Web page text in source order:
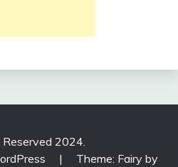
2024.
|
Theme: Fairy by